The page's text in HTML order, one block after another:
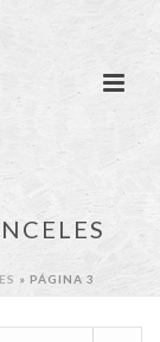
» PÁGINA 3